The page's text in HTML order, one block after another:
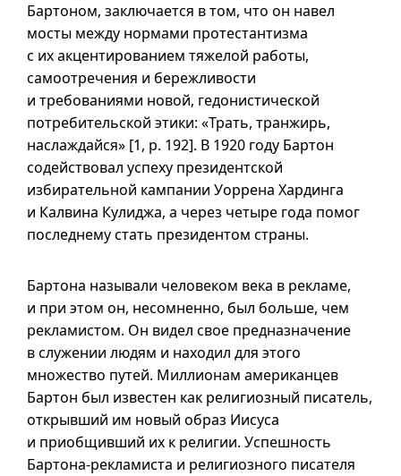
Бартоном, заключается в том, что он навел
мосты между нормами протестантизма
с их акцентированием тяжелой работы,
самоотречения и бережливости
и требованиями новой, гедонистической
потребительской этики: «Трать, транжирь,
наслаждайся» [1, p. 192]. В 1920 году Бартон
содействовал успеху президентской
избирательной кампании Уоррена Хардинга
и Калвина Кулиджа, а через четыре года помог
последнему стать президентом страны.
Бартона называли человеком века в рекламе,
и при этом он, несомненно, был больше, чем
рекламистом. Он видел свое предназначение
в служении людям и находил для этого
множество путей. Миллионам американцев
Бартон был известен как религиозный писатель,
открывший им новый образ Иисуса
и приобщивший их к религии. Успешность
Бартона-рекламиста и религиозного писателя